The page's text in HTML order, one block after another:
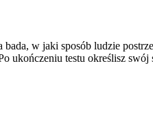
w jaki sposób ludzie
ukończeniu testu określisz